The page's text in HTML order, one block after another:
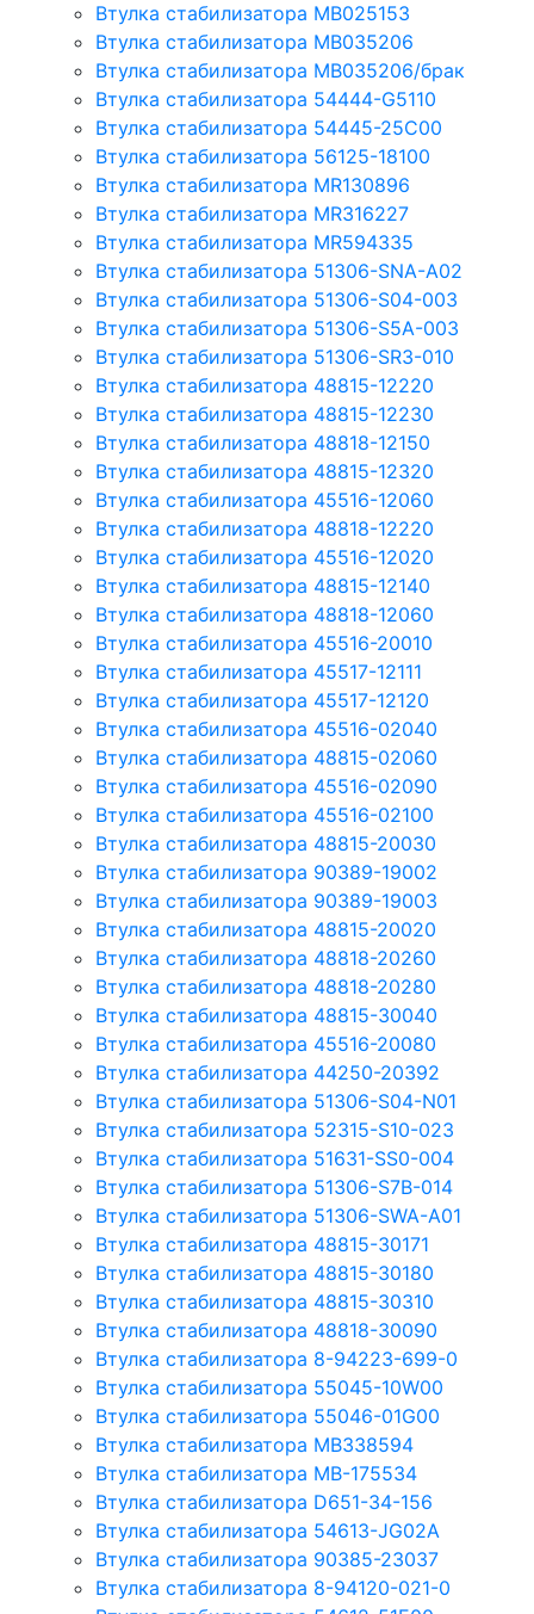
Втулка стабилизатора MB025153
Втулка стабилизатора MB035206
Втулка стабилизатора MB035206/брак
Втулка стабилизатора 54444-G5110
Втулка стабилизатора 54445-25C00
Втулка стабилизатора 56125-18100
Втулка стабилизатора MR130896
Втулка стабилизатора MR316227
Втулка стабилизатора MR594335
Втулка стабилизатора 51306-SNA-A02
Втулка стабилизатора 51306-S04-003
Втулка стабилизатора 51306-S5A-003
Втулка стабилизатора 51306-SR3-010
Втулка стабилизатора 48815-12220
Втулка стабилизатора 48815-12230
Втулка стабилизатора 48818-12150
Втулка стабилизатора 48815-12320
Втулка стабилизатора 45516-12060
Втулка стабилизатора 48818-12220
Втулка стабилизатора 45516-12020
Втулка стабилизатора 48815-12140
Втулка стабилизатора 48818-12060
Втулка стабилизатора 45516-20010
Втулка стабилизатора 45517-12111
Втулка стабилизатора 45517-12120
Втулка стабилизатора 45516-02040
Втулка стабилизатора 48815-02060
Втулка стабилизатора 45516-02090
Втулка стабилизатора 45516-02100
Втулка стабилизатора 48815-20030
Втулка стабилизатора 90389-19002
Втулка стабилизатора 90389-19003
Втулка стабилизатора 48815-20020
Втулка стабилизатора 48818-20260
Втулка стабилизатора 48818-20280
Втулка стабилизатора 48815-30040
Втулка стабилизатора 45516-20080
Втулка стабилизатора 44250-20392
Втулка стабилизатора 51306-S04-N01
Втулка стабилизатора 52315-S10-023
Втулка стабилизатора 51631-SS0-004
Втулка стабилизатора 51306-S7B-014
Втулка стабилизатора 51306-SWA-A01
Втулка стабилизатора 48815-30171
Втулка стабилизатора 48815-30180
Втулка стабилизатора 48815-30310
Втулка стабилизатора 48818-30090
Втулка стабилизатора 8-94223-699-0
Втулка стабилизатора 55045-10W00
Втулка стабилизатора 55046-01G00
Втулка стабилизатора MB338594
Втулка стабилизатора MB-175534
Втулка стабилизатора D651-34-156
Втулка стабилизатора 54613-JG02A
Втулка стабилизатора 90385-23037
Втулка стабилизатора 8-94120-021-0